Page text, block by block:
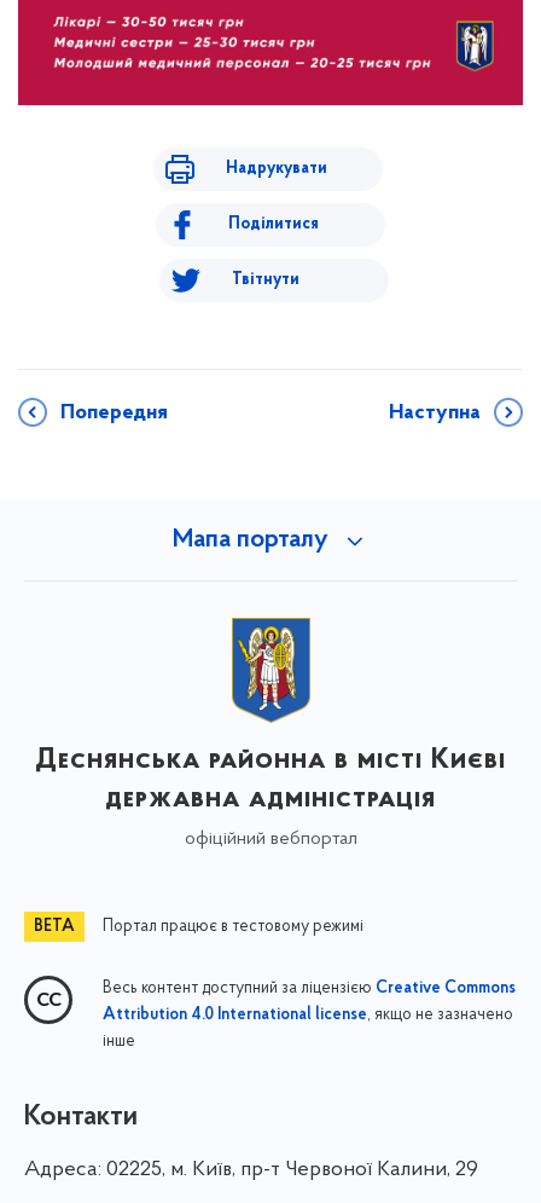
Надрукувати
Поділитися
Твітнути
Попередня Наступна
Мапа порталу
Деснянська районна в місті Києві
державна адміністрація
офіційний вебпортал
Портал працює в тестовому режимі
Весь контент доступний за ліцензією Creative Commons
Attribution 4.0 International license, якщо не зазначено
інше
Контакти
Адреса: 02225, м. Київ, пр-т Червоної Калини, 29